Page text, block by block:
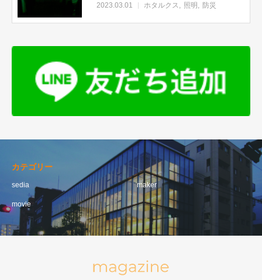
2023.03.01 ホタルクス 照明 防災
カテゴリー
sedia maker
movie